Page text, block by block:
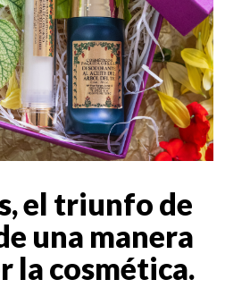
el triunfo de
una manera
la cosmética.